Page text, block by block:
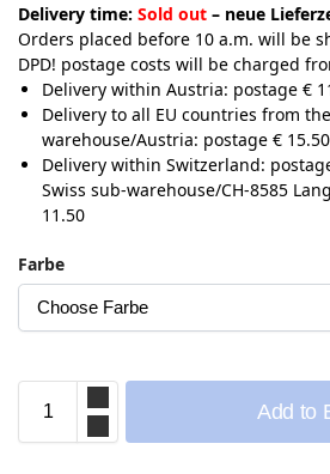
Delivery time: Sold out – neue
Orders placed before 10 a.m. will be
DPD! postage costs will be charged
Delivery within Austria: postage €
Delivery to all EU countries from
warehouse/Austria: postage € 15.50
Delivery within Switzerland:
Swiss sub-warehouse/CH-8585
11.50
Farbe
Add to